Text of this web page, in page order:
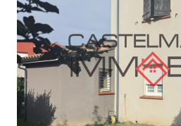
VOIR LE BIEN